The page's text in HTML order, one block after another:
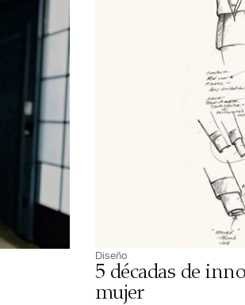
Diseño
5 décadas de
mujer